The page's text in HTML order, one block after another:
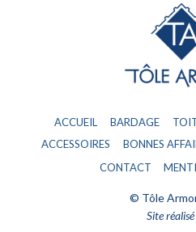
ACCUEIL BARDAGE
ACCESSOIRES
BONNES
CONTACT
© Tôle
Site